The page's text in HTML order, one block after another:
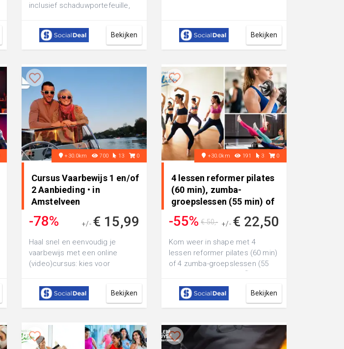
inclusief schaduwportefeuille,
kennis...
Bekijken Bekijken
+30.0km 700 13 0
Cursus Vaarbewijs 1 en/of
2 Aanbieding • in
Amstelveen
-78% +/- € 15,99
Haal snel en eenvoudig je
vaarbewijs met een online
(video)cursus: kies voor
eventueel inclusie...
Bekijken
+30.0km 191 3 0
4 lessen reformer pilates
(60 min), zumba-
groepslessen (55 min) of
per..
-55% +/- € 22,50
€ 50,-
Kom weer in shape met 4
lessen reformer pilates (60 min)
of 4 zumba-groepslessen (55
ger...
Bekijken